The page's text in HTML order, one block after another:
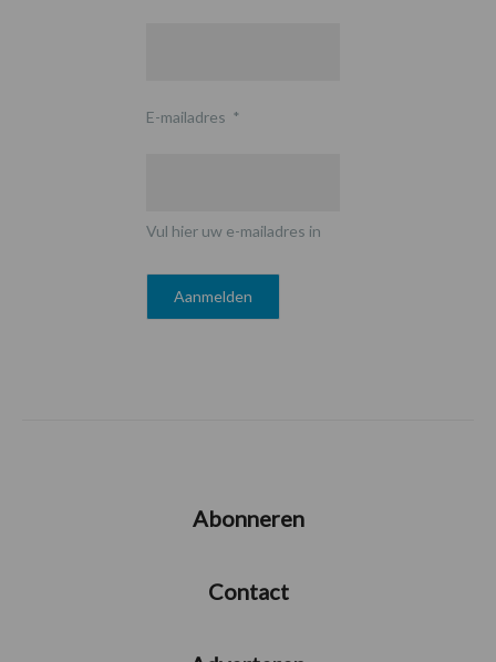
E-mailadres *
Vul hier uw e-mailadres in
Abonneren
Contact